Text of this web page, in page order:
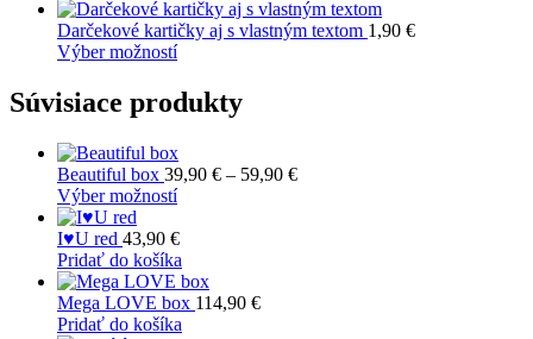
Darčekové kartičky aj s vlastným textom 1,90 €
Výber možnostíTento
má
viacero
Možnosti
si
môžete
na
stránke
produktu.
Súvisiace produkty
Beautiful box 39,90 € – 59,90 €Price
Výber možnostíTento
má
viacero
variantov.
Možnosti
si
I♥U red 43,90 €
Pridať do košíka
Mega LOVE box 114,90 €
Pridať do košíka